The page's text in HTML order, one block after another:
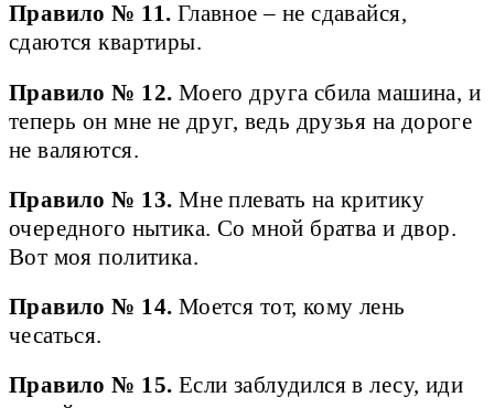
Правило № 11. Главное – не сдавайся,
сдаются квартиры.
Правило № 12. Моего друга сбила машина, и
теперь он мне не друг, ведь друзья на дороге
не валяются.
Правило № 13. Мне плевать на критику
очередного нытика. Со мной братва и двор.
Вот моя политика.
Правило № 14. Моется тот, кому лень
чесаться.
Правило № 15. Если заблудился в лесу, иди